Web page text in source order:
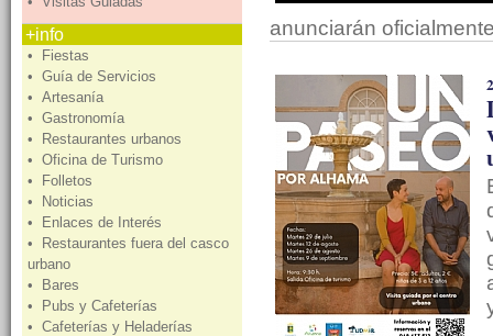
+info
• Fiestas
• Guía de Servicios
• Artesanía
• Gastronomía
• Restaurantes urbanos
• Oficina de Turismo
• Folletos
• Noticias
• Enlaces de Interés
• Restaurantes fuera del casco
urbano
• Bares
• Pubs y Cafeterías
• Cafeterías y Heladerías
anunciarán